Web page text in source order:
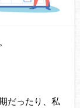
だったり、私